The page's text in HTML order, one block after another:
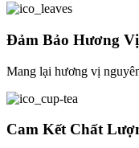
Đảm Bảo Hương Vị
Mang lại hương vị
Cam Kết Chất